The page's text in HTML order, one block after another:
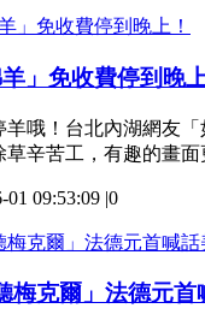
」免收費停到晚
哦！台北內湖網友
辛苦工，有趣的畫
01 09:53:09 |0
梅克爾」法德元